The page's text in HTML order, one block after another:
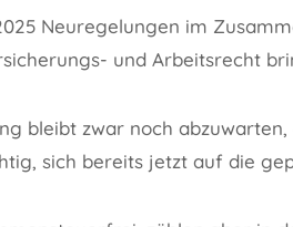
Neuregelungen im
und Arbeitsrecht
bleibt zwar noch
sich bereits jetzt auf die